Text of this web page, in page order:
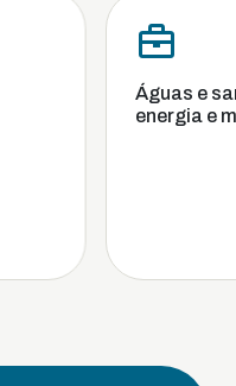
Águas e
energia e